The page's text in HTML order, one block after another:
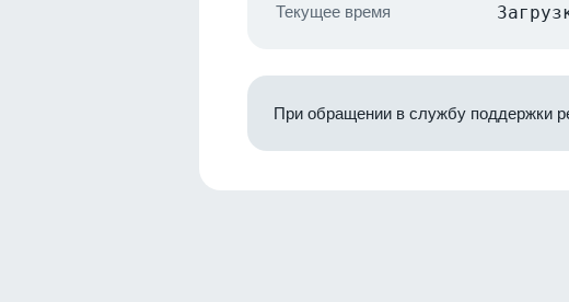
Текущее время
При обращении в службу поддержки